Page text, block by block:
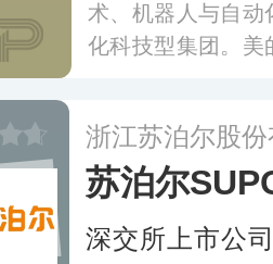
术、机器人与自
化科技型集团。美
凌、COLMO、库
多元化矩阵，营销
浙江苏泊尔股
苏泊尔
深交所上市公